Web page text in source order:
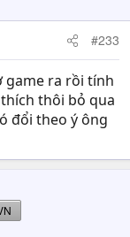
#233
game ra rồi tính
thôi bỏ qua
đổi theo ý ông